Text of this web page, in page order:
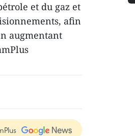
et du gaz et
afin
augmentant